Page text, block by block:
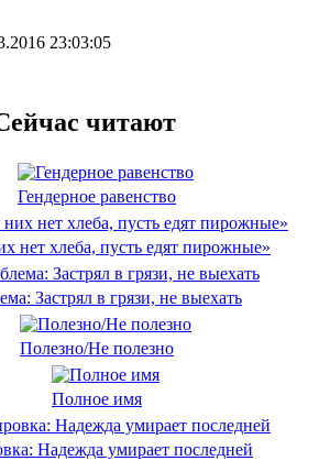
23:03:05
читают
Гендерное равенство
нет хлеба, пусть едят пирожные»
Застрял в грязи, не выехать
Полезно/Не полезно
Полное имя
Надежда умирает последней